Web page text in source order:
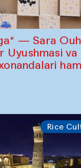
— Sara
Uyushmasi va
Rice